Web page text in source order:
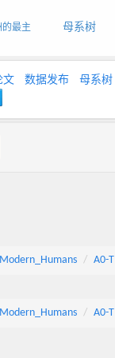
的最主
母系树
文 数据发布
母系树
Modern_Humans A0-T
Modern_Humans A0-T